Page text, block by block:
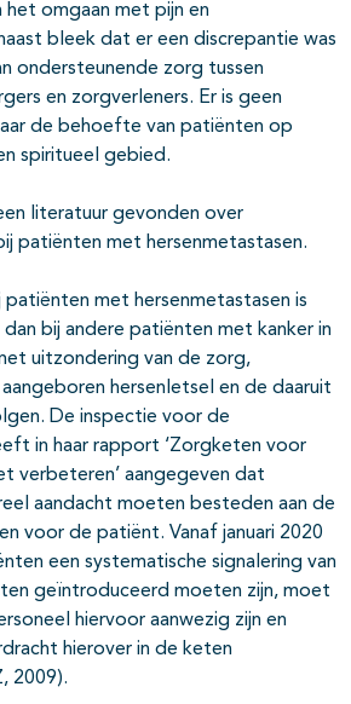
het omgaan met pijn en
bleek dat er een discrepantie was
ondersteunende zorg tussen
en zorgverleners. Er is geen
de behoefte van patiënten op
spiritueel gebied.
literatuur gevonden over
patiënten met hersenmetastasen.
patiënten met hersenmetastasen is
bij andere patiënten met kanker in
uitzondering van de zorg,
hersenletsel en de daaruit
De inspectie voor de
in haar rapport ‘Zorgketen voor
verbeteren’ aangegeven dat
aandacht moeten besteden aan de
voor de patiënt. Vanaf januari 2020
een systematische signalering van
geïntroduceerd moeten zijn, moet
hiervoor aanwezig zijn en
hierover in de keten
2009).